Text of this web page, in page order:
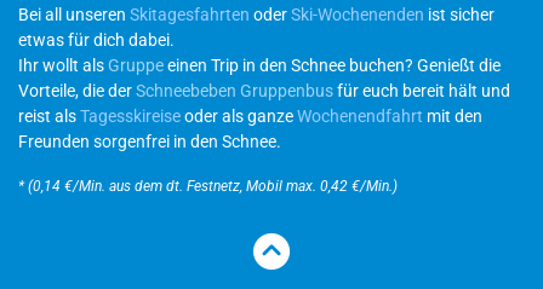
Bei all unseren Skitagesfahrten oderSki-Wochenenden ist sicher
etwas für dich dabei.
Ihr wollt alsGruppeeinen Trip in den Schnee buchen? Genießt die
Vorteile, die derSchneebeben Gruppenbusfür euch bereit hält und
reist alsTagesskireiseoder als ganzeWochenendfahrt mit den
Freunden sorgenfrei in den Schnee.
* (0,14 €/Min. aus dem dt. Festnetz, Mobil max. 0,42 €/Min.)